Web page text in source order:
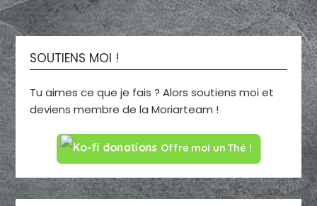
SOUTIENS MOI !
Tu aimes ce que je fais ? Alors soutiens moi et
deviens membre de la Moriarteam !
Offre moi un Thé !